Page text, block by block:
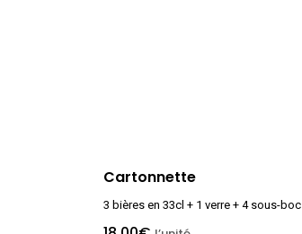
Cartonnette
3 bières en 33cl + 1 verre + 4 sous-boc